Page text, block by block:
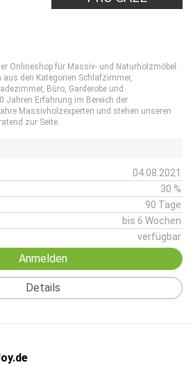
Onlineshop für Massiv- und Naturholzmöbel.
den Kategorien Schlafzimmer,
Büro, Garderobe und
Jahren Erfahrung im Bereich der
Massivholzexperten und stehen unseren
zur Seite.
04.08.2021
30 %
90 Tage
bis 6 Wochen
verfügbar
Anmelden
Details